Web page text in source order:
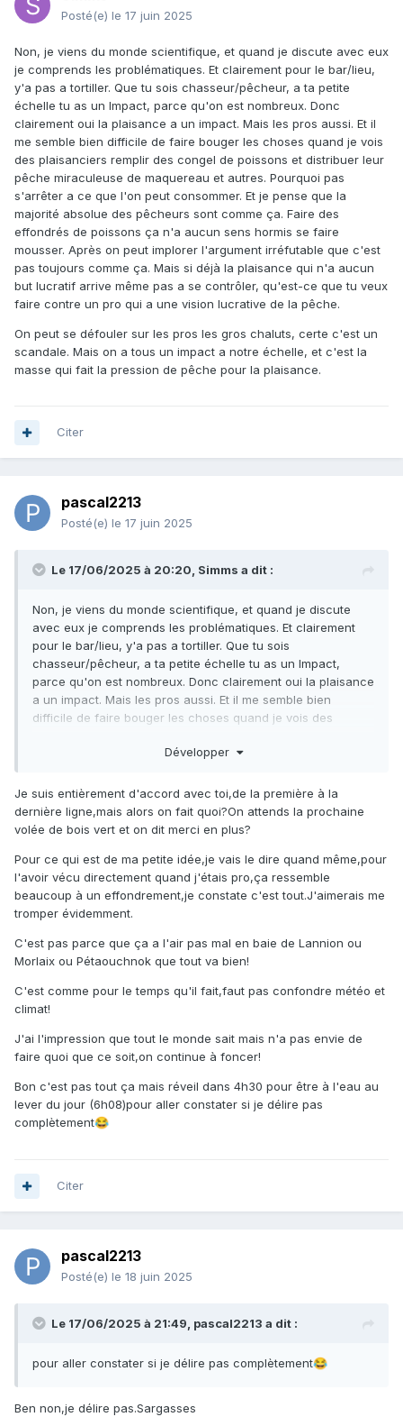
Posté(e) le 17 juin 2025
Non, je viens du monde scientifique, et quand je discute avec eux
je comprends les problématiques. Et clairement pour le bar/lieu,
y'a pas a tortiller. Que tu sois chasseur/pêcheur, a ta petite
échelle tu as un Impact, parce qu'on est nombreux. Donc
clairement oui la plaisance a un impact. Mais les pros aussi. Et il
me semble bien difficile de faire bouger les choses quand je vois
des plaisanciers remplir des congel de poissons et distribuer leur
pêche miraculeuse de maquereau et autres. Pourquoi pas
s'arrêter a ce que l'on peut consommer. Et je pense que la
majorité absolue des pêcheurs sont comme ça. Faire des
effondrés de poissons ça n'a aucun sens hormis se faire
mousser. Après on peut implorer l'argument irréfutable que c'est
pas toujours comme ça. Mais si déjà la plaisance qui n'a aucun
but lucratif arrive même pas a se contrôler, qu'est-ce que tu veux
faire contre un pro qui a une vision lucrative de la pêche.
On peut se défouler sur les pros les gros chaluts, certe c'est un
scandale. Mais on a tous un impact a notre échelle, et c'est la
masse qui fait la pression de pêche pour la plaisance.
Citer
pascal2213
Posté(e) le 17 juin 2025
Le 17/06/2025 à 20:20, Simms a dit :
Non, je viens du monde scientifique, et quand je discute
avec eux je comprends les problématiques. Et clairement
pour le bar/lieu, y'a pas a tortiller. Que tu sois
chasseur/pêcheur, a ta petite échelle tu as un Impact,
parce qu'on est nombreux. Donc clairement oui la plaisance
a un impact. Mais les pros aussi. Et il me semble bien
difficile de faire bouger les choses quand je vois des
leur pêche miraculeuse de maquereau et autres. Pourquoi
que la majorité absolue des pêcheurs sont comme ça. Faire
des effondrés de poissons ça n'a aucun sens hormis se
faire mousser. Après on peut implorer l'argument irréfutable
qui n'a aucun but lucratif arrive même pas a se contrôler,
qu'est-ce que tu veux faire contre un pro qui a une vision
lucrative de la pêche.
c'est un scandale. Mais on a tous un impact a notre
échelle, et c'est la masse qui fait la pression de pêche pour
Développer
Je suis entièrement d'accord avec toi,de la première à la
dernière ligne,mais alors on fait quoi?On attends la prochaine
volée de bois vert et on dit merci en plus?
Pour ce qui est de ma petite idée,je vais le dire quand même,pour
l'avoir vécu directement quand j'étais pro,ça ressemble
beaucoup à un effondrement,je constate c'est tout.J'aimerais me
tromper évidemment.
C'est pas parce que ça a l'air pas mal en baie de Lannion ou
Morlaix ou Pétaouchnok que tout va bien!
C'est comme pour le temps qu'il fait,faut pas confondre météo et
climat!
J'ai l'impression que tout le monde sait mais n'a pas envie de
faire quoi que ce soit,on continue à foncer!
Bon c'est pas tout ça mais réveil dans 4h30 pour être à l'eau au
lever du jour (6h08)pour aller constater si je délire pas
complètement😂
Citer
pascal2213
Posté(e) le 18 juin 2025
Le 17/06/2025 à 21:49, pascal2213 a dit :
pour aller constater si je délire pas complètement😂
Ben non,je délire pas.Sargasses